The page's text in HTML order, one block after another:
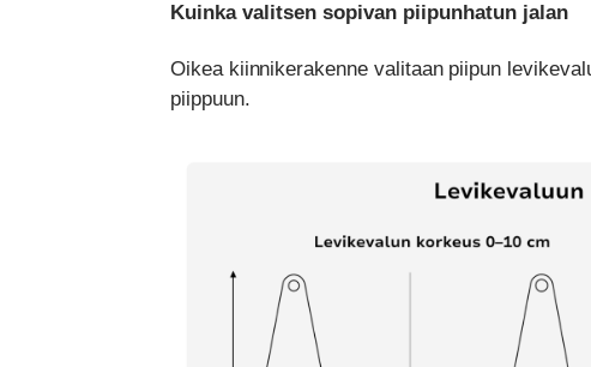
Kuinka valitsen sopivan piipunhatun jalan
Oikea kiinnikerakenne valitaan piipun
piippuun.